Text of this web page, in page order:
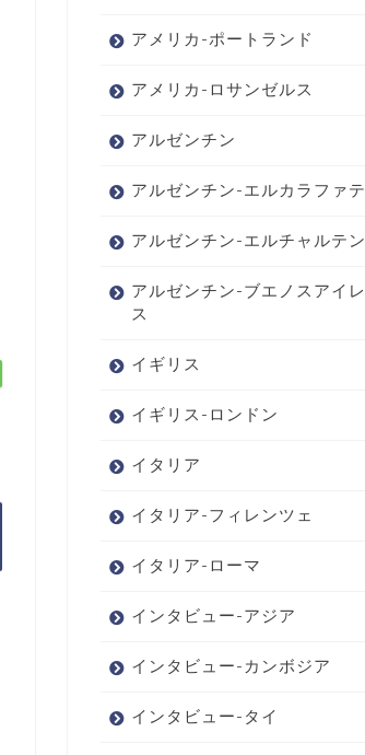
アメリカ-ポートランド
アメリカ-ロサンゼルス
アルゼンチン
アルゼンチン-エルカラファテ
アルゼンチン-エルチャルテン
アルゼンチン-ブエノスアイレ
ス
イギリス
イギリス-ロンドン
イタリア
イタリア-フィレンツェ
イタリア-ローマ
インタビュー-アジア
インタビュー-カンボジア
インタビュー-タイ